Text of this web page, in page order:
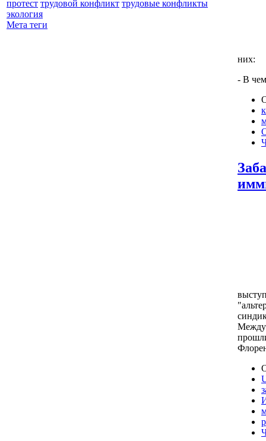
протест трудовой конфликт трудовые конфликты
экология
Мета теги
них:
- В